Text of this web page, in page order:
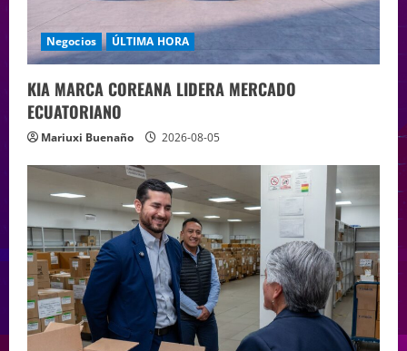
Negocios ÚLTIMA HORA
KIA MARCA COREANA LIDERA MERCADO
ECUATORIANO
Mariuxi Buenaño 2026-08-05